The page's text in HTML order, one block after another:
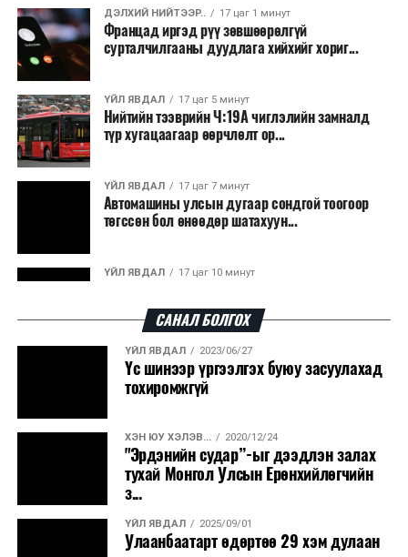
болдог. Зарим технологийн хувьд шаталтын дараа
үлдэх үнснээс фосфор зэрэг ашигт эрдсийг сэргээн
авах боломжтой аж.
Япон, Герман, Швейцар, Нидерланд, Өмнөд Солонгос
зэрэг улс лаг хатаах, шатаах технологийг ашиглаж
байна. Тухайлбал, Германд лаг шатаах үйлдвэрээс
гарсан үнснээс фосфор сэргээн авах технологи
ашигладаг бол Нидерландад төвлөрсөн лаг
боловсруулах үйлдвэрүүдээр дулаан, цахилгаан
эрчим хүч үйлдвэрлэдэг.
Ийнхүү лаг хатаах, шатаах технологийг лагийн
эзлэхүүнийг бууруулахын зэрэгцээ эрчим хүч
үйлдвэрлэх, нөөцийг дахин ашиглах чиглэлээр олон
улсад өргөн ашиглаж байна.
ДЭЛХИЙ НИЙТЭЭР.. 17 цаг 1 минут
Францад иргэд рүү зөвшөөрөлгүй
сурталчилгааны дуудлага хийхийг хориг...
ҮЙЛ ЯВДАЛ 17 цаг 5 минут
Нийтийн тээврийн Ч:19А чиглэлийн замналд
түр хугацаагаар өөрчлөлт ор...
ҮЙЛ ЯВДАЛ 17 цаг 7 минут
Автомашины улсын дугаар сондгой тоогоор
төгссөн бол өнөөдөр шатахуун...
ҮЙЛ ЯВДАЛ 17 цаг 10 минут
ДЭЛХИЙ НИЙТЭЭР.. 2026/08/06
“Уралдронзавод” компанийн ерөнхий
захирлын автомашиныг дэлбэлжээ...
ҮЙЛ ЯВДАЛ 2026/08/06
Сүхбаатар боомтоор тав хоногт 10 мянга гаруй
тонн АИ-92 автобензин и...
ДЭЛХИЙ НИЙТЭЭР.. 2026/08/06
Вашингтон мужийн ой хээрийн түймрийг
САНАЛ БОЛГОХ
ҮЙЛ ЯВДАЛ 2023/06/27
Үс шинээр үргээлгэх буюу засуулахад
тохиромжгүй
ХЭН ЮУ ХЭЛЭВ... 2020/12/24
"Эрдэнийн судар”-ыг дээдлэн залах
тухай Монгол Улсын Ерөнхийлөгчийн
з...
ҮЙЛ ЯВДАЛ 2025/09/01
Улаанбаатарт өдөртөө 29 хэм дулаан